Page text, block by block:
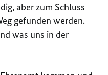
aber zum Schluss
gefunden werden.
was uns in der